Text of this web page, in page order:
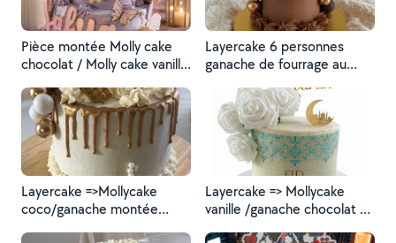
Pièce montée Molly cake
chocolat / Molly cake vanille
nutella croustillant / curd
framboise fraîches
Layercake 6 personnes
ganache de fourrage au
croustillant noisettes biscuit
Molly cake chocolat et pour
la couverture une crème
béton chocolat lait
Layercake =>Mollycake
coco/ganache montée
Layercake => Mollycake
vanille /ganache chocolat au